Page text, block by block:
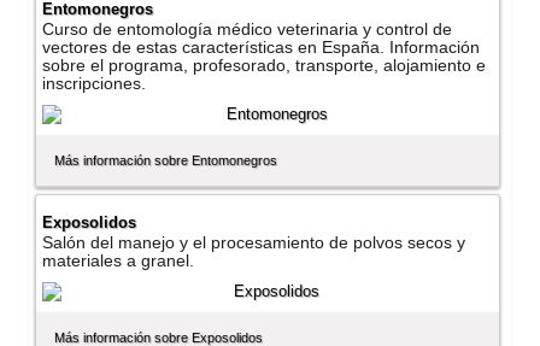
Entomonegros
Curso de entomologí­a médico veterinaria y control de
vectores de estas caracterí­sticas en España. Información
sobre el programa, profesorado, transporte, alojamiento e
inscripciones.
Más información sobre Entomonegros
Exposolidos
Salón del manejo y el procesamiento de polvos secos y
materiales a granel.
Más información sobre Exposolidos